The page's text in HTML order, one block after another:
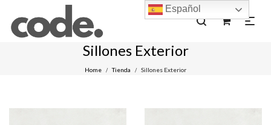
Sillones Exterior
Home / Tienda / Sillones Exterior
Español